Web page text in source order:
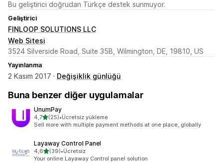
Bu geliştirici doğrudan Türkçe destek sunmuyor.
Geliştirici
FINLOOP SOLUTIONS LLC
Web Sitesi
3524 Silverside Road, Suite 35B, Wilmington, DE, 19810, US
Yayınlanma
2 Kasım 2017 · Değişiklik günlüğü
Buna benzer diğer uygulamalar
UnumPay
4,75 yıldız üzerinden
(25)
toplam 25 değerlendirme
•Ücretsiz yükleme
Sell more with multiple payment methods at one place, globally
Layaway Control Panel
4,65 yıldız üzerinden
(39)
toplam 39 değerlendirme
•Ücretsiz
Your online Layaway Control panel solution